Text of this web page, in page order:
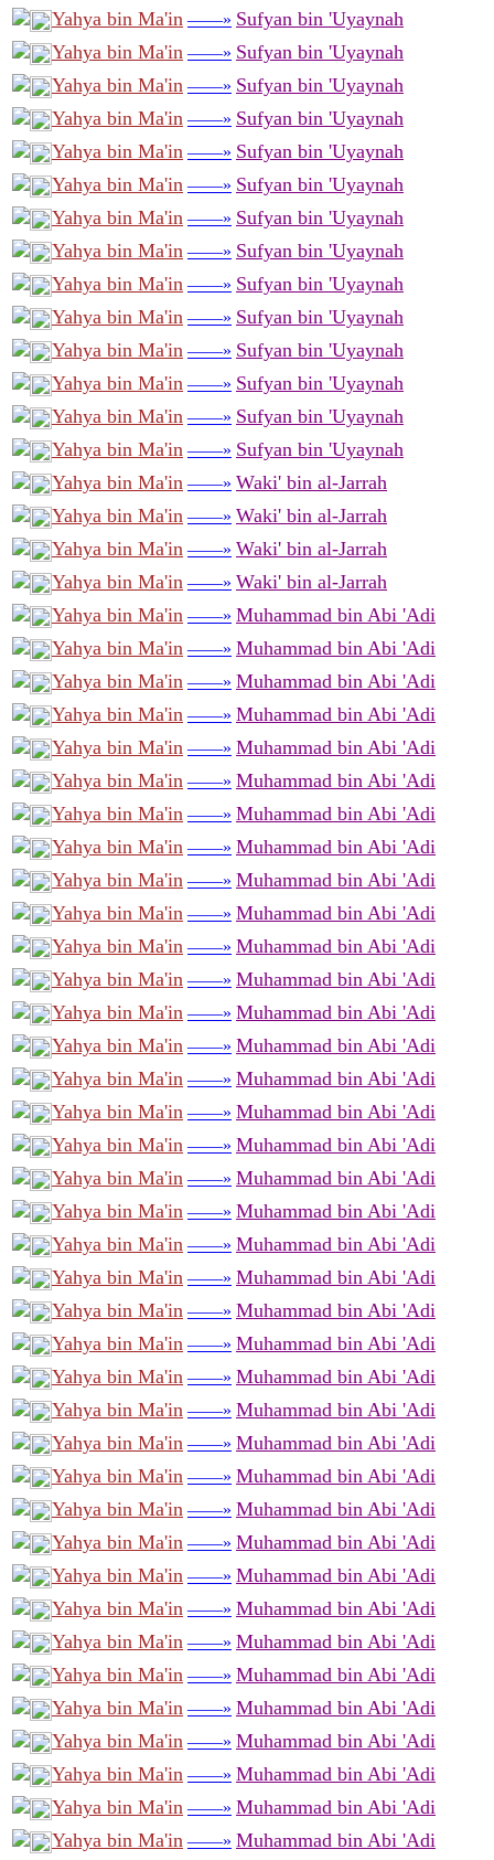
Yahya bin Ma'in ——» Sufyan bin 'Uyaynah
Yahya bin Ma'in ——» Sufyan bin 'Uyaynah
Yahya bin Ma'in ——» Sufyan bin 'Uyaynah
Yahya bin Ma'in ——» Sufyan bin 'Uyaynah
Yahya bin Ma'in ——» Sufyan bin 'Uyaynah
Yahya bin Ma'in ——» Sufyan bin 'Uyaynah
Yahya bin Ma'in ——» Sufyan bin 'Uyaynah
Yahya bin Ma'in ——» Sufyan bin 'Uyaynah
Yahya bin Ma'in ——» Sufyan bin 'Uyaynah
Yahya bin Ma'in ——» Sufyan bin 'Uyaynah
Yahya bin Ma'in ——» Sufyan bin 'Uyaynah
Yahya bin Ma'in ——» Sufyan bin 'Uyaynah
Yahya bin Ma'in ——» Sufyan bin 'Uyaynah
Yahya bin Ma'in ——» Sufyan bin 'Uyaynah
Yahya bin Ma'in ——» Waki' bin al-Jarrah
Yahya bin Ma'in ——» Waki' bin al-Jarrah
Yahya bin Ma'in ——» Waki' bin al-Jarrah
Yahya bin Ma'in ——» Waki' bin al-Jarrah
Yahya bin Ma'in ——» Muhammad bin Abi 'Adi
Yahya bin Ma'in ——» Muhammad bin Abi 'Adi
Yahya bin Ma'in ——» Muhammad bin Abi 'Adi
Yahya bin Ma'in ——» Muhammad bin Abi 'Adi
Yahya bin Ma'in ——» Muhammad bin Abi 'Adi
Yahya bin Ma'in ——» Muhammad bin Abi 'Adi
Yahya bin Ma'in ——» Muhammad bin Abi 'Adi
Yahya bin Ma'in ——» Muhammad bin Abi 'Adi
Yahya bin Ma'in ——» Muhammad bin Abi 'Adi
Yahya bin Ma'in ——» Muhammad bin Abi 'Adi
Yahya bin Ma'in ——» Muhammad bin Abi 'Adi
Yahya bin Ma'in ——» Muhammad bin Abi 'Adi
Yahya bin Ma'in ——» Muhammad bin Abi 'Adi
Yahya bin Ma'in ——» Muhammad bin Abi 'Adi
Yahya bin Ma'in ——» Muhammad bin Abi 'Adi
Yahya bin Ma'in ——» Muhammad bin Abi 'Adi
Yahya bin Ma'in ——» Muhammad bin Abi 'Adi
Yahya bin Ma'in ——» Muhammad bin Abi 'Adi
Yahya bin Ma'in ——» Muhammad bin Abi 'Adi
Yahya bin Ma'in ——» Muhammad bin Abi 'Adi
Yahya bin Ma'in ——» Muhammad bin Abi 'Adi
Yahya bin Ma'in ——» Muhammad bin Abi 'Adi
Yahya bin Ma'in ——» Muhammad bin Abi 'Adi
Yahya bin Ma'in ——» Muhammad bin Abi 'Adi
Yahya bin Ma'in ——» Muhammad bin Abi 'Adi
Yahya bin Ma'in ——» Muhammad bin Abi 'Adi
Yahya bin Ma'in ——» Muhammad bin Abi 'Adi
Yahya bin Ma'in ——» Muhammad bin Abi 'Adi
Yahya bin Ma'in ——» Muhammad bin Abi 'Adi
Yahya bin Ma'in ——» Muhammad bin Abi 'Adi
Yahya bin Ma'in ——» Muhammad bin Abi 'Adi
Yahya bin Ma'in ——» Muhammad bin Abi 'Adi
Yahya bin Ma'in ——» Muhammad bin Abi 'Adi
Yahya bin Ma'in ——» Muhammad bin Abi 'Adi
Yahya bin Ma'in ——» Muhammad bin Abi 'Adi
Yahya bin Ma'in ——» Muhammad bin Abi 'Adi
Yahya bin Ma'in ——» Muhammad bin Abi 'Adi
Yahya bin Ma'in ——» Muhammad bin Abi 'Adi